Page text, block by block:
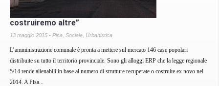
costruiremo altre”
13 maggio 2015 • Pisa Sociale Urbanistica
L’amministrazione comunale è pronta a mettere sul mercato 146 case popolari
distribuite su tutto il territorio provinciale. Sono gli alloggi ERP che la legge regionale
5/14 rende alienabili in base al numero di strutture recuperate o costruite ex novo nel
2014. A Pisa...